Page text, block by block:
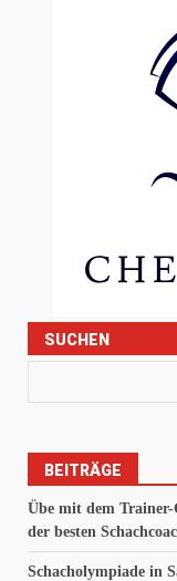
SUCHEN
BEITRÄGE
Übe mit dem
der besten
Schacholympiade in